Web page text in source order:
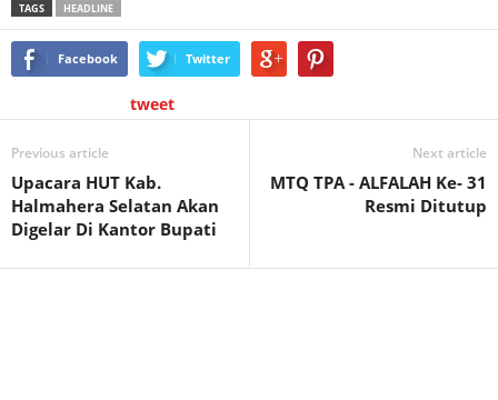
TAGS HEADLINE
Facebook Twitter
tweet
Previous article
Upacara HUT Kab.
Halmahera Selatan Akan
Digelar Di Kantor Bupati
Next article
MTQ TPA - ALFALAH Ke- 31
Resmi Ditutup